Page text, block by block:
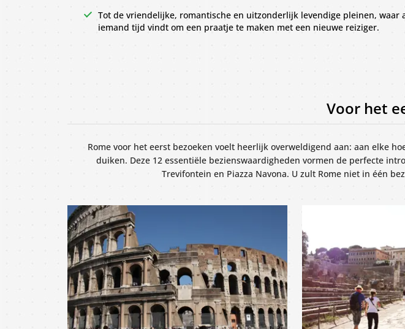
Tot de vriendelijke, romantische en uitzonderlijk levendige pleinen, waar
iemand tijd vindt om een praatje te maken met een nieuwe reiziger.
Voor het
Rome voor het eerst bezoeken voelt heerlijk overweldigend aan: aan elke
duiken. Deze 12 essentiële bezienswaardigheden vormen de perfecte
Trevifontein en Piazza Navona. U zult Rome niet in één